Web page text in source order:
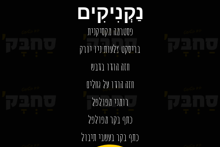
נַקְנִיקִים
פסטרמה מקסיקנית
בריסקט צלעות ניו יורק
חזה הודו בדבש
חזה הודו על גחלים
רומני מפולפל
כתף בקר מפולפל
כתף בקר בעשבי תיבול